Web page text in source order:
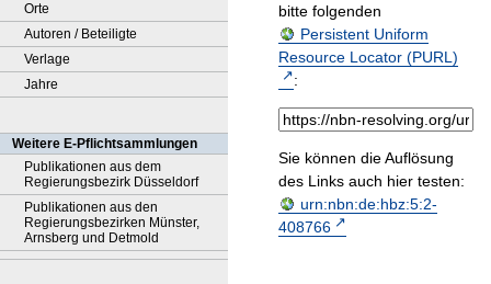
Orte
Autoren / Beteiligte
Verlage
Jahre
Weitere E-Pflichtsammlungen
Publikationen aus dem
Regierungsbezirk Düsseldorf
Publikationen aus den
Regierungsbezirken Münster,
Arnsberg und Detmold
bitte folgenden
Persistent Uniform
Resource Locator (PURL)
:
Sie können die Auflösung
des Links auch hier testen:
urn:nbn:de:hbz:5:2-
408766